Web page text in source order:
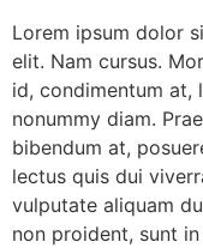
Lorem ipsum dolor
elit. Nam cursus.
id, condimentum at,
nonummy diam.
bibendum at,
lectus quis dui
vulputate aliquam
non proident, sunt